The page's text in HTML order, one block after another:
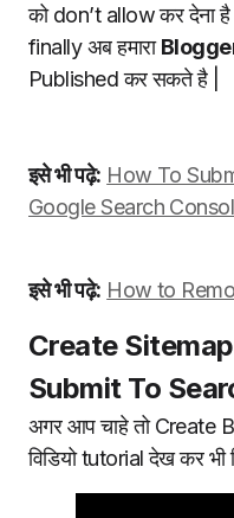
को don’t allow कर देना है |
finally अब हमारा
Published कर सकते है |
इसे भी पढ़े: How To
Google Search
इसे भी पढ़े: How to
Create
Submit To
अगर आप चाहे तो Create
विडियो tutorial देख कर भी